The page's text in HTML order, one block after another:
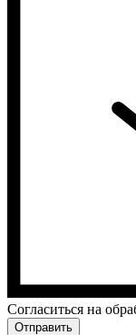
Cогласиться на
Отправить